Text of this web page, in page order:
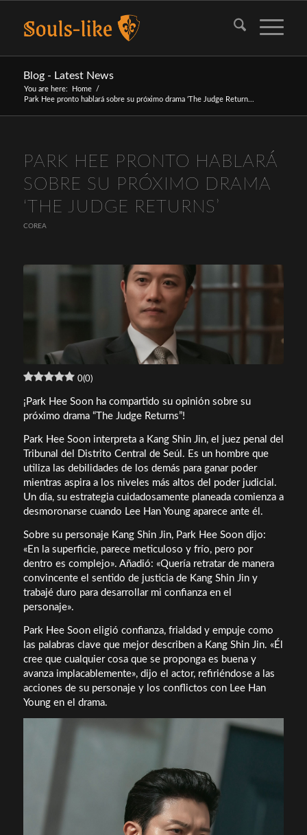
Blog - Latest News
You are here: Home
/
Park Hee pronto hablará sobre su próximo drama ‘The Judge Return...
PARK HEE PRONTO HABLARÁ
SOBRE SU PRÓXIMO DRAMA
‘THE JUDGE RETURNS’
COREA
0(0)
¡Park Hee Soon ha compartido su opinión sobre su
próximo drama “The Judge Returns”!
Park Hee Soon interpreta a Kang Shin Jin, el juez penal del
Tribunal del Distrito Central de Seúl. Es un hombre que
utiliza las debilidades de los demás para ganar poder
mientras aspira a los niveles más altos del poder judicial.
Un día, su estrategia cuidadosamente planeada comienza a
desmoronarse cuando Lee Han Young aparece ante él.
Sobre su personaje Kang Shin Jin, Park Hee Soon dijo:
«En la superficie, parece meticuloso y frío, pero por
dentro es complejo». Añadió: «Quería retratar de manera
convincente el sentido de justicia de Kang Shin Jin y
trabajé duro para desarrollar mi confianza en el
personaje».
Park Hee Soon eligió confianza, frialdad y empuje como
las palabras clave que mejor describen a Kang Shin Jin. «Él
cree que cualquier cosa que se proponga es buena y
avanza implacablemente», dijo el actor, refiriéndose a las
acciones de su personaje y los conflictos con Lee Han
Young en el drama.